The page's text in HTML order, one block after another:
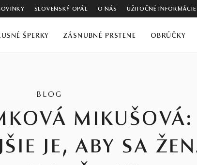
SLOVENSKÝ OPÁL O NÁS UŽITOČNÉ INFORMÁCIE
ŠPERKY ZÁSNUBNÉ PRSTENE OBRÚČKY
BLOG
MIKUŠOVÁ:
JE, ABY SA